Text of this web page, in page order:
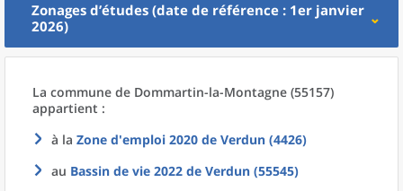
Zonages d’études (date de référence : 1er janvier
2026)
La commune de Dommartin-la-Montagne (55157)
appartient :
à la Zone d'emploi 2020 de Verdun (4426)
au Bassin de vie 2022 de Verdun (55545)